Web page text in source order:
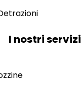
I nostri servizi